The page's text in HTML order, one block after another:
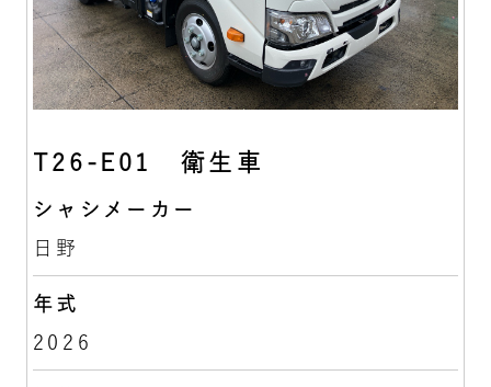
T26-E01 衛生車
シャシメーカー
日野
年式
2026